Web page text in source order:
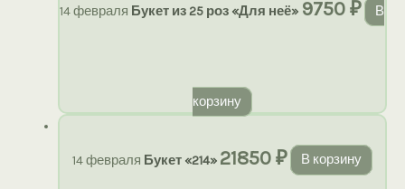
14 февраля Букет из 25 роз «Для неё» 9750₽ В
корзину
14 февраля Букет «214» 21850₽ В корзину